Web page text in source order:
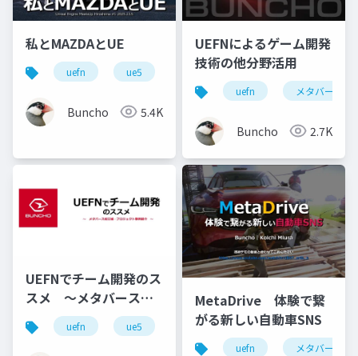
私とMAZDAとUE
uefn ue5 unreal engine
Buncho 5.4K
UEFNによるゲーム開発
技術の他分野活用
uefn メタバース
Buncho 2.7K
UEFNでチーム開発のス
スメ ～メタバース松
江城・プロジェクト事
例紹介～
uefn ue5 unreal engine
MetaDrive 体験で繋
がる新しい自動車SNS
uefn メタバース